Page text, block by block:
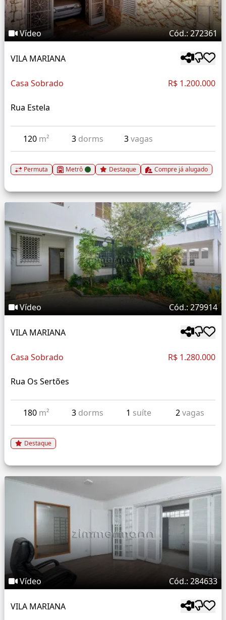
Vídeo Cód.: 272361
VILA MARIANA
Casa Sobrado R$ 1.200.000
Rua Estela
120 m² 3 dorms 3vagas
Permuta Metrô Destaque Compre já alugado
Vídeo Cód.: 279914
VILA MARIANA
Casa Sobrado R$ 1.280.000
Rua Os Sertões
180 m² 3 dorms 1 suíte 2vagas
Destaque
Vídeo Cód.: 284633
VILA MARIANA